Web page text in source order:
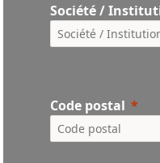
Société /
Code postal